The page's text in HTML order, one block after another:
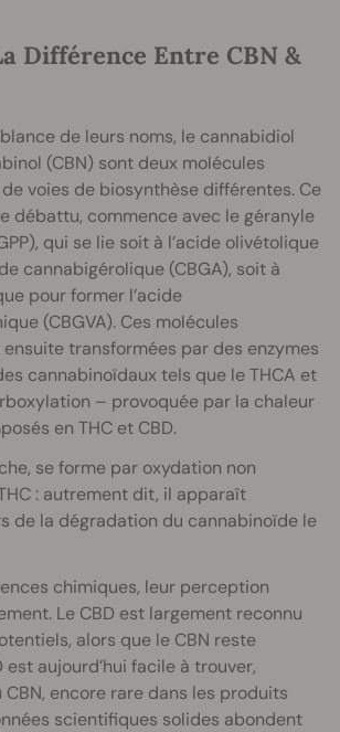
Différence Entre CBN &
de leurs noms, le cannabidiol
(CBN) sont deux molécules
voies de biosynthèse différentes. Ce
débattu, commence avec le géranyle
qui se lie soit à l’acide olivétolique
cannabigérolique (CBGA), soit à
pour former l’acide
(CBGVA). Ces molécules
transformées par des enzymes
cannabinoïdaux tels que le THCA et
– provoquée par la chaleur
en THC et CBD.
se forme par oxydation non
: autrement dit, il apparaît
de la dégradation du cannabinoïde le
chimiques, leur perception
Le CBD est largement reconnu
alors que le CBN reste
est aujourd’hui facile à trouver,
encore rare dans les produits
scientifiques solides abondent